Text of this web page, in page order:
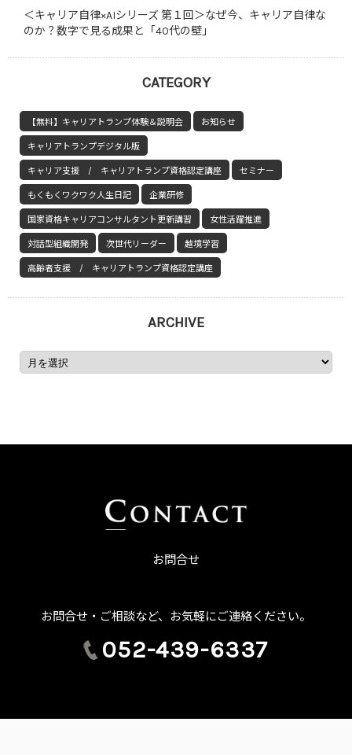
＜キャリア自律×AIシリーズ 第１回＞なぜ今、キャリア自律な
のか？数字で見る成果と「40代の壁」
CATEGORY
【無料】キャリアトランプ体験＆説明会 お知らせ
キャリアトランプデジタル版
キャリア支援 / キャリアトランプ資格認定講座 セミナー
もくもくワクワク人生日記 企業研修
国家資格キャリアコンサルタント更新講習 女性活躍推進
対話型組織開発 次世代リーダー 越境学習
高齢者支援 / キャリアトランプ資格認定講座
ARCHIVE
お問合せ
お問合せ・ご相談など、お気軽にご連絡ください。
052-439-6337